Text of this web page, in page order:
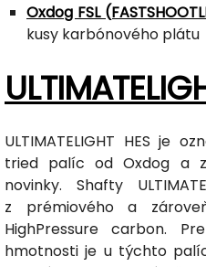
Oxdog FSL
kusy karbónového plátu
ULTIMATELIGHT HES je
tried palíc od Oxdog a
novinky. Shafty
z prémiového a
HighPressure carbon.
hmotnosti je u týchto